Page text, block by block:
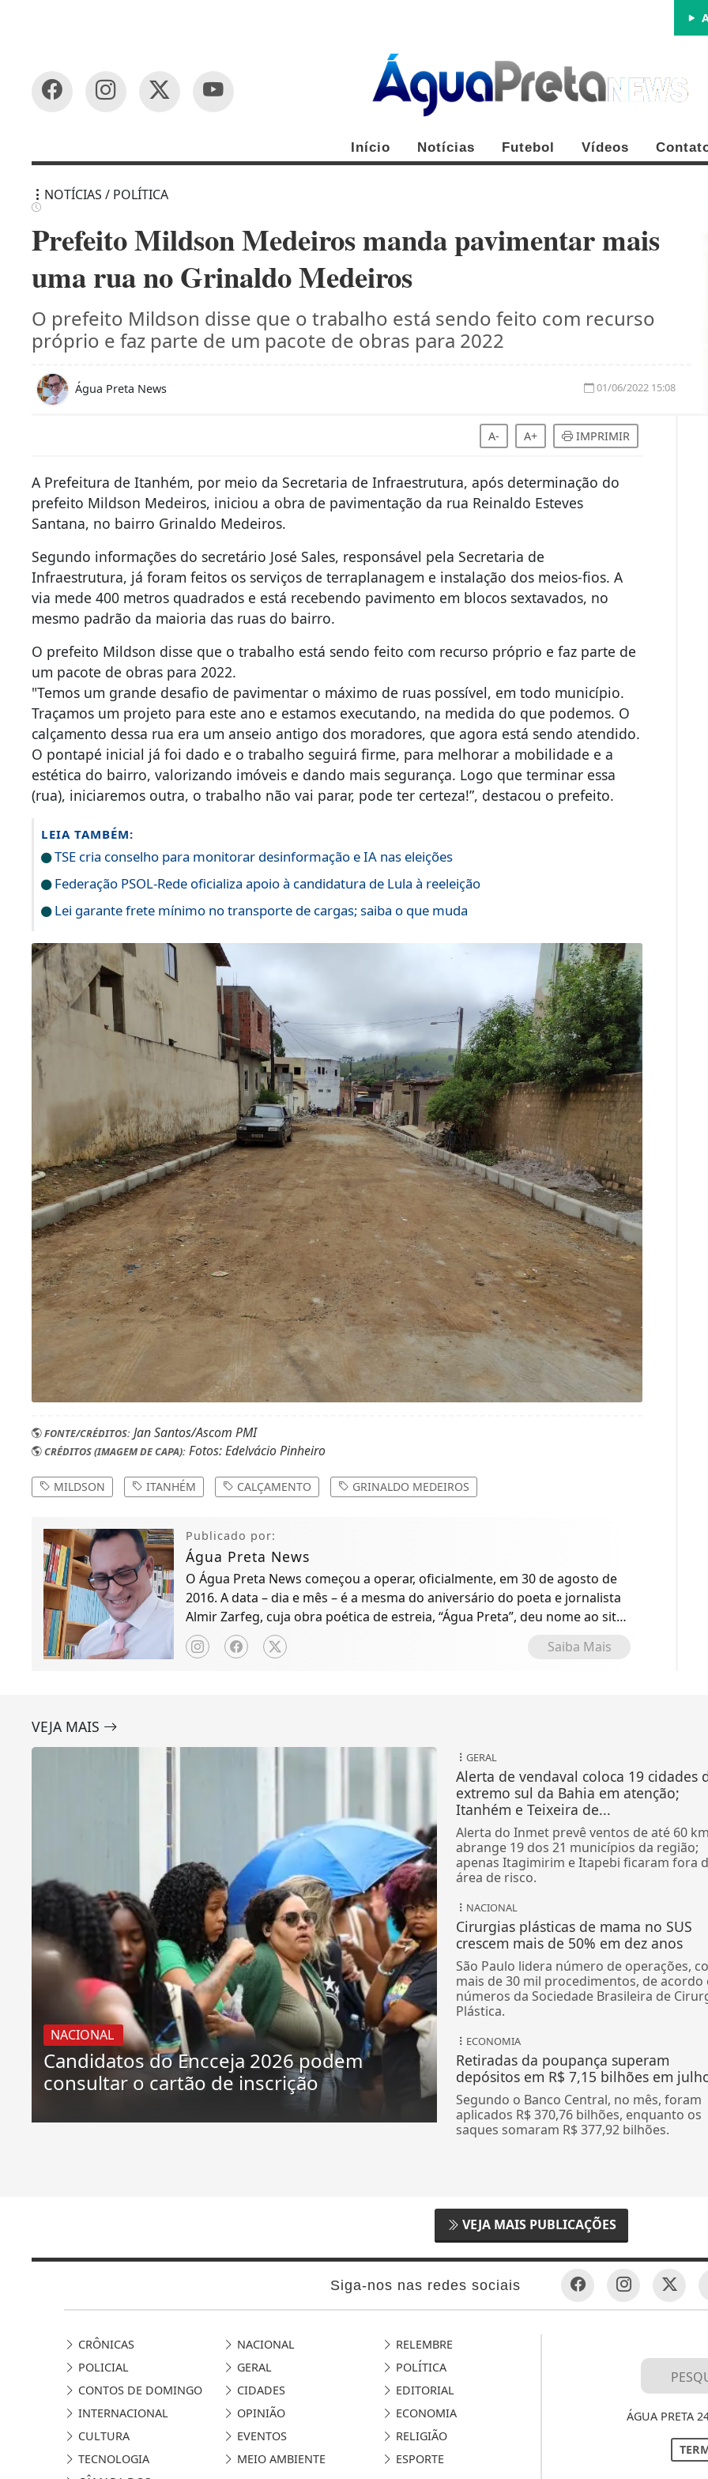
Início Notícias Futebol Vídeos
NOTÍCIAS / POLÍTICA
Prefeito Mildson Medeiros manda pavimentar mais
uma rua no Grinaldo Medeiros
O prefeito Mildson disse que o trabalho está sendo feito com recurso
próprio e faz parte de um pacote de obras para 2022
Água Preta News 01/06/2022 15:08
A- A+ IMPRIMIR
A Prefeitura de Itanhém, por meio da Secretaria de Infraestrutura, após determinação do
prefeito Mildson Medeiros, iniciou a obra de pavimentação da rua Reinaldo Esteves
Santana, no bairro Grinaldo Medeiros.
Segundo informações do secretário José Sales, responsável pela Secretaria de
Infraestrutura, já foram feitos os serviços de terraplanagem e instalação dos meios-fios. A
via mede 400 metros quadrados e está recebendo pavimento em blocos sextavados, no
mesmo padrão da maioria das ruas do bairro.
O prefeito Mildson disse que o trabalho está sendo feito com recurso próprio e faz parte de
um pacote de obras para 2022.
"Temos um grande desafio de pavimentar o máximo de ruas possível, em todo município.
Traçamos um projeto para este ano e estamos executando, na medida do que podemos. O
calçamento dessa rua era um anseio antigo dos moradores, que agora está sendo atendido.
O pontapé inicial já foi dado e o trabalho seguirá firme, para melhorar a mobilidade e a
estética do bairro, valorizando imóveis e dando mais segurança. Logo que terminar essa
(rua), iniciaremos outra, o trabalho não vai parar, pode ter certeza!”, destacou o prefeito.
LEIA TAMBÉM:
TSE cria conselho para monitorar desinformação e IA nas eleições
Federação PSOL-Rede oficializa apoio à candidatura de Lula à reeleição
Lei garante frete mínimo no transporte de cargas; saiba o que muda
FONTE/CRÉDITOS: Jan Santos/Ascom PMI
CRÉDITOS (IMAGEM DE CAPA): Fotos: Edelvácio Pinheiro
MILDSON ITANHÉM CALÇAMENTO GRINALDO MEDEIROS
Publicado por:
Água Preta News
O Água Preta News começou a operar, oficialmente, em 30 de agosto de
2016. A data – dia e mês – é a mesma do aniversário do poeta e jornalista
Almir Zarfeg, cuja obra poética de estreia, “Água Preta”, deu nome ao site
de notícias e entretenimento.
Saiba Mais
VEJA MAIS
NACIONAL
Candidatos do Encceja 2026 podem
consultar o cartão de inscrição
GERAL
Alerta de vendaval coloca 19 cidades
extremo sul da Bahia em atenção;
Itanhém e Teixeira de...
Alerta do Inmet prevê ventos de até 60
abrange 19 dos 21 municípios da região;
apenas Itagimirim e Itapebi ficaram fora
área de risco.
NACIONAL
Cirurgias plásticas de mama no SUS
crescem mais de 50% em dez anos
São Paulo lidera número de operações,
mais de 30 mil procedimentos, de acordo
números da Sociedade Brasileira de
Plástica.
ECONOMIA
Retiradas da poupança superam
depósitos em R$ 7,15 bilhões em
Segundo o Banco Central, no mês, foram
aplicados R$ 370,76 bilhões, enquanto os
saques somaram R$ 377,92 bilhões.
VEJA MAIS PUBLICAÇÕES
Siga-nos nas redes sociais
CRÔNICAS NACIONAL
RELEMBRE
POLICIAL
GERAL
POLÍTICA
CONTOS DE DOMINGO
CIDADES
EDITORIAL
INTERNACIONAL
OPINIÃO
ECONOMIA
CULTURA
EVENTOS
RELIGIÃO
TECNOLOGIA
MEIO AMBIENTE
ESPORTE
ÁGUA PRETA